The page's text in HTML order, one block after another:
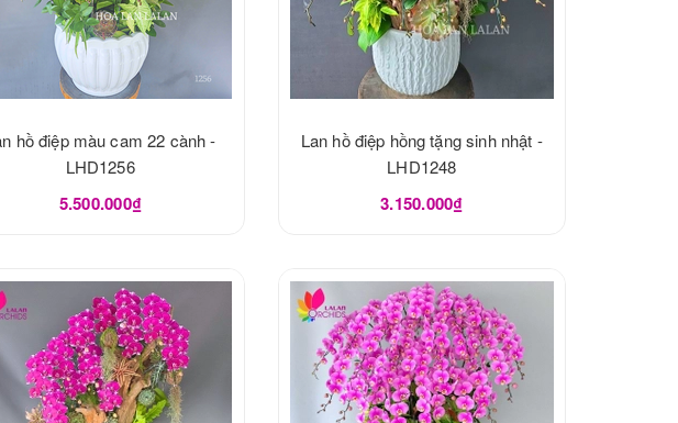
hồ điệp màu cam 22 cành -
LHD1256
5.500.000₫
Lan hồ điệp hồng tặng sinh nhật -
LHD1248
3.150.000₫